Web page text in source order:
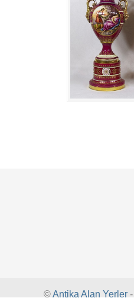
©Antika Alan Yerler -